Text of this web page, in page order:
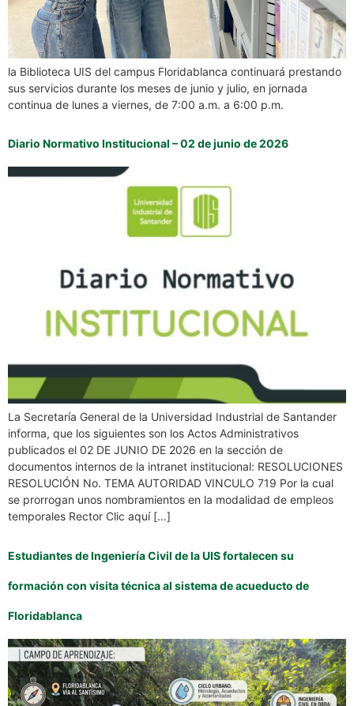
la Biblioteca UIS del campus Floridablanca continuará prestando
sus servicios durante los meses de junio y julio, en jornada
continua de lunes a viernes, de 7:00 a.m. a 6:00 p.m.
Diario Normativo Institucional – 02 de junio de 2026
La Secretaría General de la Universidad Industrial de Santander
informa, que los siguientes son los Actos Administrativos
publicados el 02 DE JUNIO DE 2026 en la sección de
documentos internos de la intranet institucional: RESOLUCIONES
RESOLUCIÓN No. TEMA AUTORIDAD VINCULO 719 Por la cual
se prorrogan unos nombramientos en la modalidad de empleos
temporales Rector Clic aquí […]
Estudiantes de Ingeniería Civil de la UIS fortalecen su
formación con visita técnica al sistema de acueducto de
Floridablanca